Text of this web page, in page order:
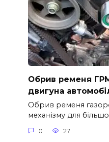
Обрив ременя
двигуна
Обрив ременя
механізму для
0 27